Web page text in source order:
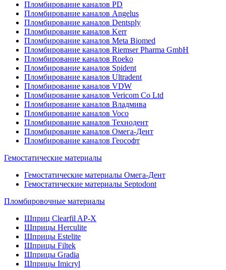
Пломбирование каналов PD
Пломбирование каналов Angelus
Пломбирование каналов Dentsply
Пломбирование каналов Kerr
Пломбирование каналов Meta Biomed
Пломбирование каналов Riemser Pharma GmbH
Пломбирование каналов Roeko
Пломбирование каналов Spident
Пломбирование каналов Ultradent
Пломбирование каналов VDW
Пломбирование каналов Vericom Co Ltd
Пломбирование каналов Владмива
Пломбирование каналов Voco
Пломбирование каналов Технодент
Пломбирование каналов Омега-Дент
Пломбирование каналов Геософт
Гемостатические материалы
Гемостатические материалы Омега-Дент
Гемостатические материалы Septodont
Пломбировочные материалы
Шприц Clearfil AP-X
Шприцы Herculite
Шприцы Estelite
Шприцы Filtek
Шприцы Gradia
Шприцы Imicryl